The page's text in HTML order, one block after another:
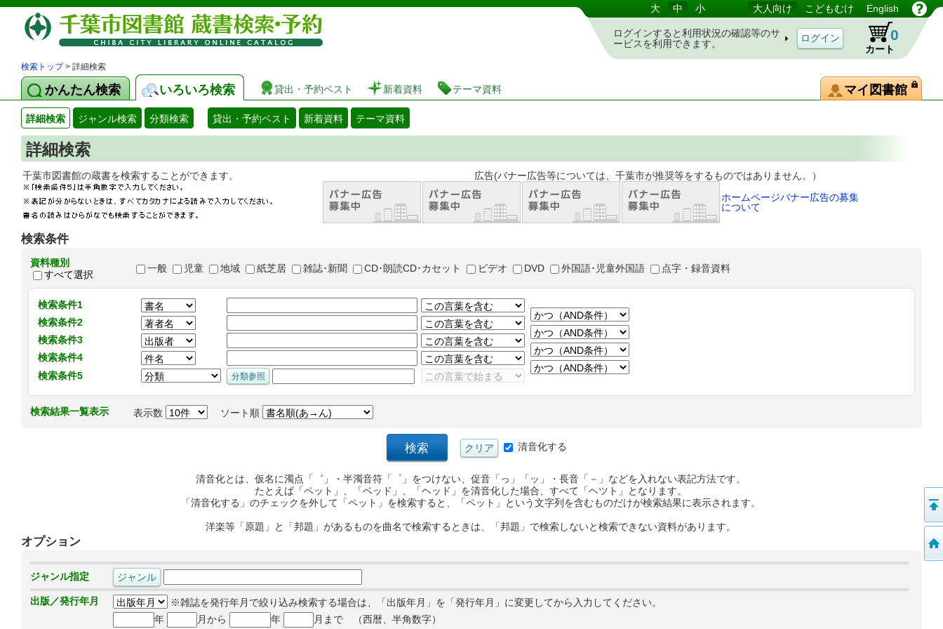
図書館 蔵書検索・予約システム 大 中 小 大人向け こどもむけ English
ログインすると利用状況の確認等のサ
ービスを利用できます。
カート
0
検索トップ> 詳細検索
かんたん検索 いろいろ検索 貸出・予約ベスト 新着資料 テーマ資料 マイ図書館
詳細検索 ジャンル検索 分類検索 貸出・予約ベスト 新着資料 テーマ資料
詳細検索
千葉市図書館の蔵書を検索することができます。 広告(バナー広告等については、千葉市が推奨等をするものではありません。）
ホームページバナー広告の募集
について
検索条件
資料種別
すべて選択
一般 児童 地域 紙芝居 雑誌･新聞 CD･朗読CD･カセット ビデオ DVD 外国語･児童外国語 点字・録音資料
検索条件1
検索条件2
検索条件3
検索条件4
検索条件5
検索結果一覧表示 表示数 ソート順
清音化する
清音化とは、仮名に濁点「゛」・半濁音符「゜」をつけない、促音「っ」「ッ」・長音「－」などを入れない表記方法です。
たとえば「ペット」、「ベッド」、「ヘッド」を清音化した場合、すべて「ヘツト」となります。
「清音化する」のチェックを外して「ペット」を検索すると、「ペット」という文字列を含むものだけが検索結果に表示されます。
洋楽等「原題」と「邦題」があるものを曲名で検索するときは、「邦題」で検索しないと検索できない資料があります。
オプション
ジャンル指定
出版／発行年月
※雑誌を発行年月で絞り込み検索する場合は、「出版年月」を「発行年月」に変更してから入力してください。
年
月から 年 月まで （西暦、半角数字）